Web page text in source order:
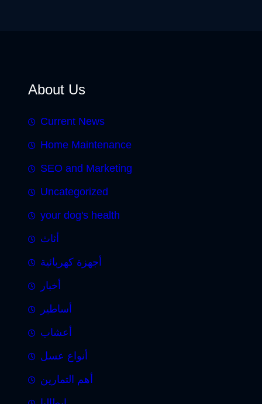
About Us
Current News
Home Maintenance
SEO and Marketing
Uncategorized
your dog's health
أثاث
أجهزة كهربائية
أخبار
أساطير
أعشاب
أنواع عسل
أهم التمارين